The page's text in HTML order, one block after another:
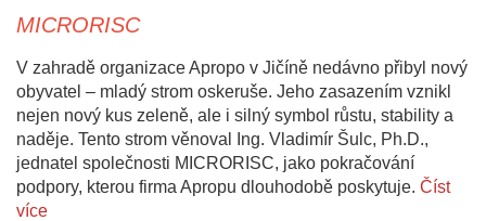
MICRORISC
V zahradě organizace Apropo v Jičíně nedávno přibyl nový
obyvatel – mladý strom oskeruše. Jeho zasazením vznikl
nejen nový kus zeleně, ale i silný symbol růstu, stability a
naděje. Tento strom věnoval Ing. Vladimír Šulc, Ph.D.,
jednatel společnosti MICRORISC, jako pokračování
podpory, kterou firma Apropu dlouhodobě poskytuje. Číst
více